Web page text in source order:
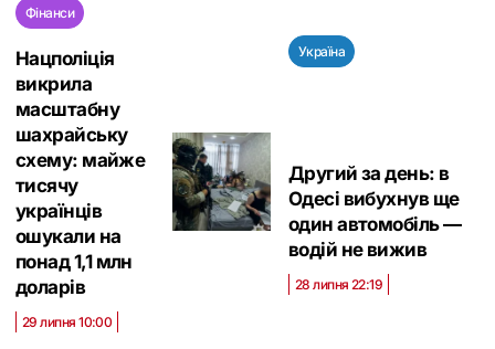
Фінанси
Нацполіція
викрила
масштабну
шахрайську
схему: майже
тисячу
українців
ошукали на
понад 1,1 млн
доларів
29 липня 10:00
Україна
Другий за день: в
Одесі вибухнув ще
один автомобіль —
водій не вижив
28 липня 22:19